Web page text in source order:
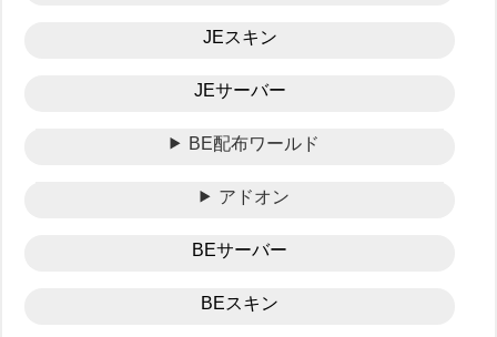
JEスキン
JEサーバー
BE配布ワールド
アドオン
BEサーバー
BEスキン